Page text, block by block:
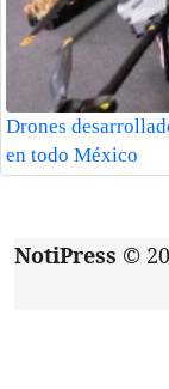
Drones
en todo México
NotiPress ©